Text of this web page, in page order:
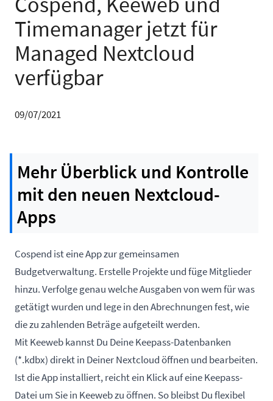
Timemanager jetzt für
Managed Nextcloud
verfügbar
09/07/2021
Mehr Überblick und Kontrolle
mit den neuen Nextcloud-
Apps
Cospend ist eine App zur gemeinsamen
Budgetverwaltung. Erstelle Projekte und füge Mitglieder
hinzu. Verfolge genau welche Ausgaben von wem für was
getätigt wurden und lege in den Abrechnungen fest, wie
die zu zahlenden Beträge aufgeteilt werden.
Mit Keeweb kannst Du Deine Keepass-Datenbanken
(*.kdbx) direkt in Deiner Nextcloud öffnen und bearbeiten.
Ist die App installiert, reicht ein Klick auf eine Keepass-
Datei um Sie in Keeweb zu öffnen. So bleibst Du flexibel